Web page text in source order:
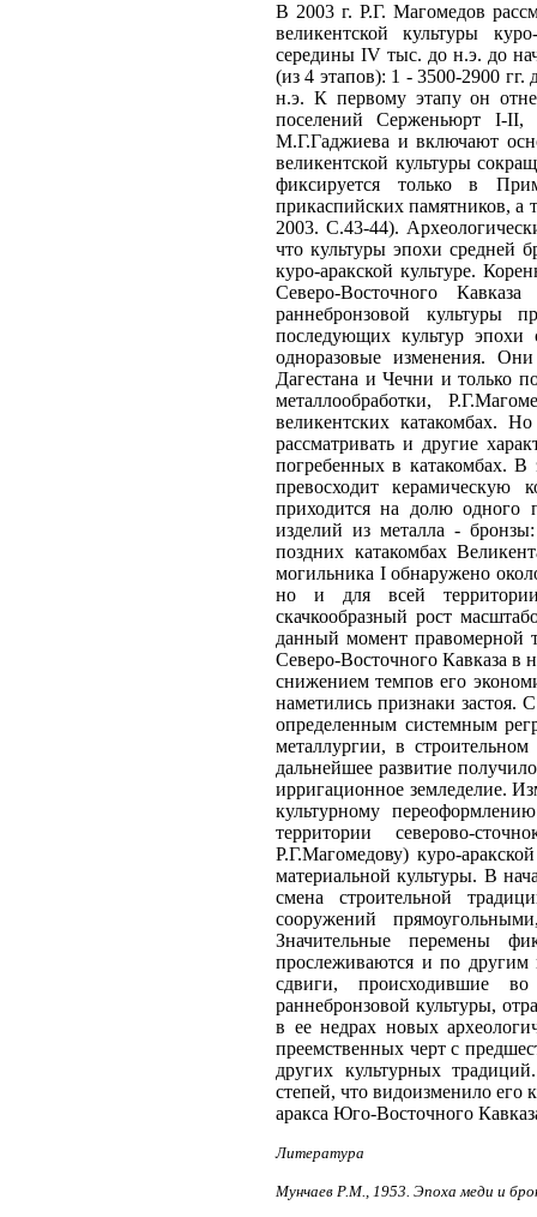
В 2003 г. Р.Г. Магомедов
великентской культуры
середины IV тыс. до н.э. до
(из 4 этапов): 1 - 3500-2900 гг.
н.э. К первому этапу он
поселений Серженьюрт I-II,
М.Г.Гаджиева и включают
великентской культуры
фиксируется только в
прикаспийских памятников, а
2003. С.43-44).
что культуры эпохи средней
куро-аракской культуре.
Северо-Восточного
раннебронзовой культуры
последующих культур
одноразовые изменения.
Дагестана и Чечни и только
металлообработки,
великентских катакомбах.
рассматривать и другие
погребенных в катакомбах. В
превосходит керамическую
приходится на долю одного
изделий из металла -
поздних катакомбах
могильника I обнаружено
но и для всей территории
скачкообразный рост
данный момент правомерной
Северо-Восточного Кавказа в
снижением темпов его
наметились признаки застоя.
определенным системным
металлургии, в
дальнейшее развитие
ирригационное земледелие.
культурному
территории северово-
Р.Г.Магомедову) куро-
материальной культуры. В
смена строительной
сооружений
Значительные перемены
прослеживаются и по другим
сдвиги, происходившие
раннебронзовой культуры,
в ее недрах новых
преемственных черт с
других культурных
степей, что видоизменило его
аракса Юго-Восточного
Литература
Мунчаев Р.М., 1953. Эпоха меди и